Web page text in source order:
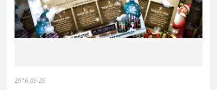
2016-09-26